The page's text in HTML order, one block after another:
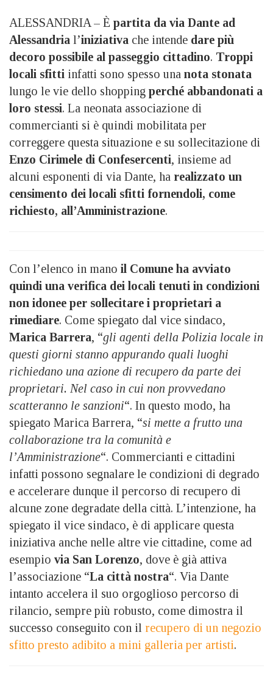
ALESSANDRIA – È partita da via Dante ad
Alessandria l’iniziativa che intende dare più
decoro possibile al passeggio cittadino. Troppi
locali sfitti infatti sono spesso una nota stonata
lungo le vie dello shopping perché abbandonati a
loro stessi. La neonata associazione di
commercianti si è quindi mobilitata per
correggere questa situazione e su sollecitazione di
Enzo Cirimele di Confesercenti, insieme ad
alcuni esponenti di via Dante, ha realizzato un
censimento dei locali sfitti fornendoli, come
richiesto, all’Amministrazione.
Con l’elenco in mano il Comune ha avviato
quindi una verifica dei locali tenuti in condizioni
non idonee per sollecitare i proprietari a
rimediare. Come spiegato dal vice sindaco,
Marica Barrera, “gli agenti della Polizia locale in
questi giorni stanno appurando quali luoghi
richiedano una azione di recupero da parte dei
proprietari. Nel caso in cui non provvedano
scatteranno le sanzioni“. In questo modo, ha
spiegato Marica Barrera, “si mette a frutto una
collaborazione tra la comunità e
l’Amministrazione“. Commercianti e cittadini
infatti possono segnalare le condizioni di degrado
e accelerare dunque il percorso di recupero di
alcune zone degradate della città. L’intenzione, ha
spiegato il vice sindaco, è di applicare questa
iniziativa anche nelle altre vie cittadine, come ad
esempio via San Lorenzo, dove è già attiva
l’associazione “La città nostra“. Via Dante
intanto accelera il suo orgoglioso percorso di
rilancio, sempre più robusto, come dimostra il
successo conseguito con il recupero di un negozio
sfitto presto adibito a mini galleria per artisti.